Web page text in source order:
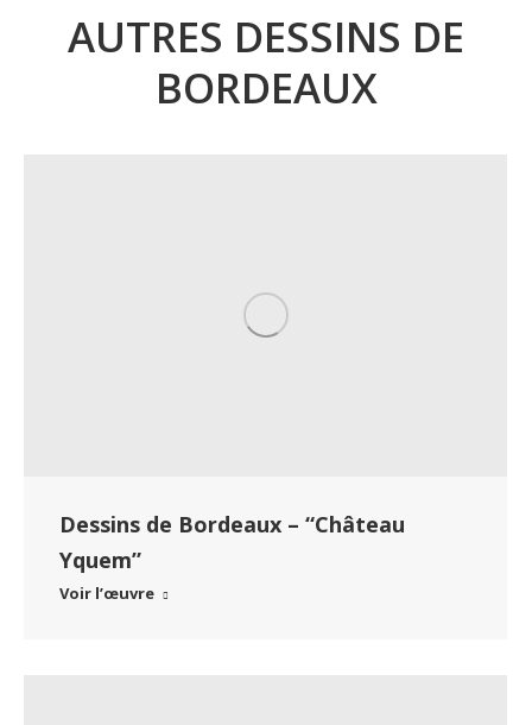
AUTRES DESSINS DE
BORDEAUX
Dessins de Bordeaux – “Château
Yquem”
Voir l’œuvre